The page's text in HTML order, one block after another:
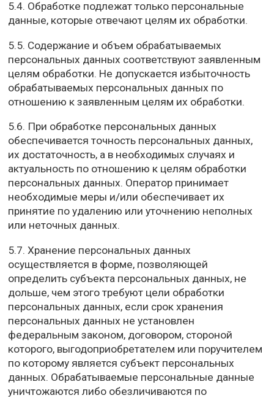
5.4. Обработке подлежат только персональные
данные, которые отвечают целям их обработки.
5.5. Содержание и объем обрабатываемых
персональных данных соответствуют заявленным
целям обработки. Не допускается избыточность
обрабатываемых персональных данных по
отношению к заявленным целям их обработки.
5.6. При обработке персональных данных
обеспечивается точность персональных данных,
их достаточность, а в необходимых случаях и
актуальность по отношению к целям обработки
персональных данных. Оператор принимает
необходимые меры и/или обеспечивает их
принятие по удалению или уточнению неполных
или неточных данных.
5.7. Хранение персональных данных
осуществляется в форме, позволяющей
определить субъекта персональных данных, не
дольше, чем этого требуют цели обработки
персональных данных, если срок хранения
персональных данных не установлен
федеральным законом, договором, стороной
которого, выгодоприобретателем или поручителем
по которому является субъект персональных
данных. Обрабатываемые персональные данные
уничтожаются либо обезличиваются по